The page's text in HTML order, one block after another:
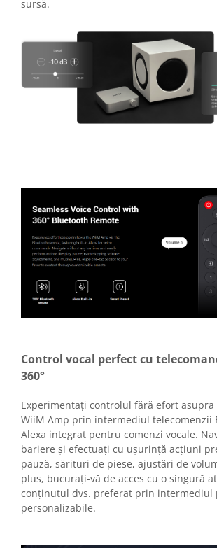
sursă.
Control vocal perfect cu
360°
Experimentați controlul fără efort
WiiM Amp prin intermediul telecomenzii
Alexa integrat pentru comenzi vocale.
bariere și efectuați cu ușurință acțiuni
pauză, sărituri de piese, ajustări de
plus, bucurați-vă de acces cu o singură
conținutul dvs. preferat prin intermediul
personalizabile.